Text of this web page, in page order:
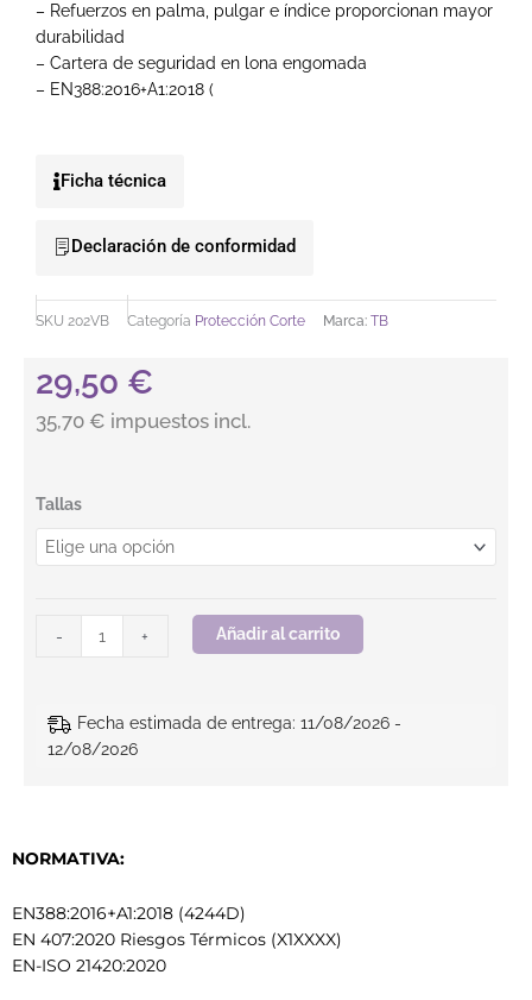
– Refuerzos en palma, pulgar e índice proporcionan mayor
durabilidad
– Cartera de seguridad en lona engomada
– EN388:2016+A1:2018 (
Ficha técnica
Declaración de conformidad
SKU 202VB Categoría Protección Corte Marca: TB
29,50 €
35,70 € impuestos incl.
Tallas
-
Guante serraje vacuno gris TOMAS BODERO 202VB, 10 pares
+ Añadir al carrito
Fecha estimada de entrega: 11/08/2026 -
12/08/2026
NORMATIVA:
EN388:2016+A1:2018 (4244D)
EN 407:2020 Riesgos Térmicos (X1XXXX)
EN-ISO 21420:2020